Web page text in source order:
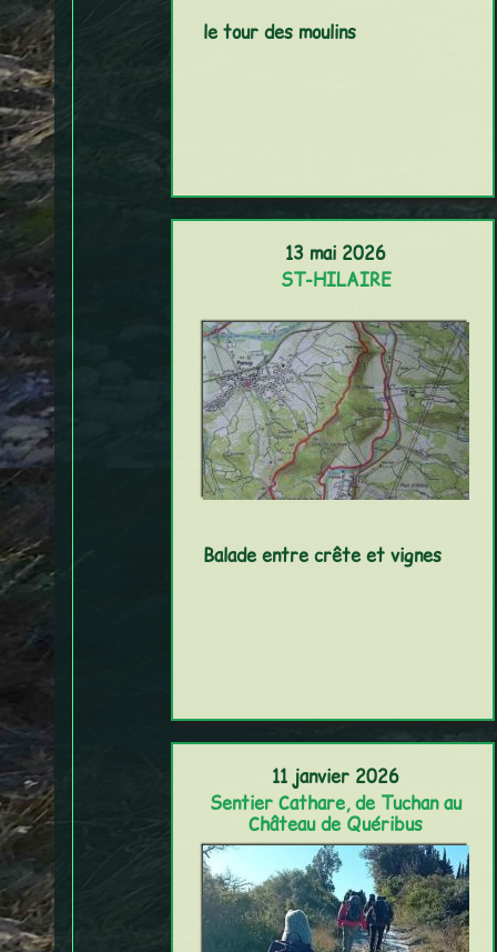
le tour des moulins
13 mai 2026
ST-HILAIRE
Balade entre crête et vignes
11 janvier 2026
Sentier Cathare, de Tuchan au
Château de Quéribus